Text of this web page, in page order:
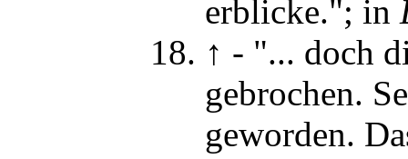
erblicke."; in
↑ - "... doch
gebrochen.
geworden.